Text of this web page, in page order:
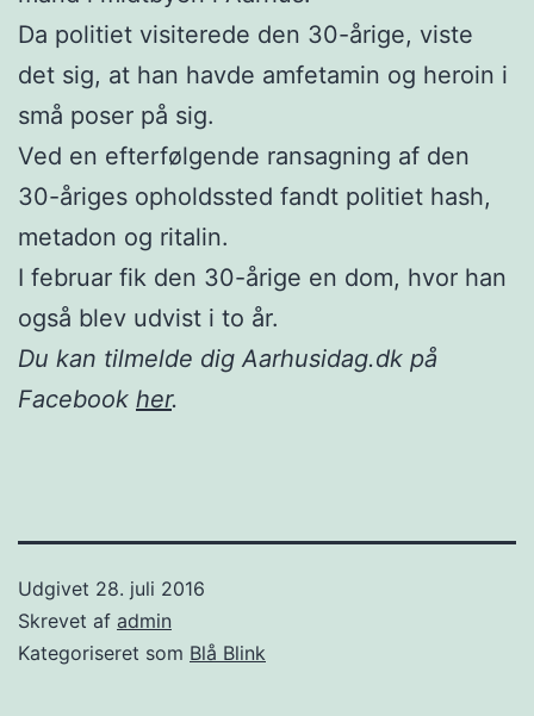
Da politiet visiterede den 30-årige, viste
det sig, at han havde amfetamin og heroin i
små poser på sig.
Ved en efterfølgende ransagning af den
30-åriges opholdssted fandt politiet hash,
metadon og ritalin.
I februar fik den 30-årige en dom, hvor han
også blev udvist i to år.
Du kan tilmelde dig Aarhusidag.dk på
Facebook her.
Udgivet 28. juli 2016
Skrevet af admin
Kategoriseret som Blå Blink